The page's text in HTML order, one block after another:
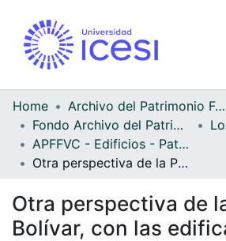
Home
Archivo del Patrimonio Fotográfico y Fílmico del Valle del Cauca
Fondo Archivo del Patrimonio Fotográfico y Fílmico del Valle del Cauca
APFFVC - Edificios - Patrimonial
Otra perspectiva de la Plaza de Bolívar, con las edificaciones tradicionales de sus costados
Otra perspectiva de
Bolívar, con las